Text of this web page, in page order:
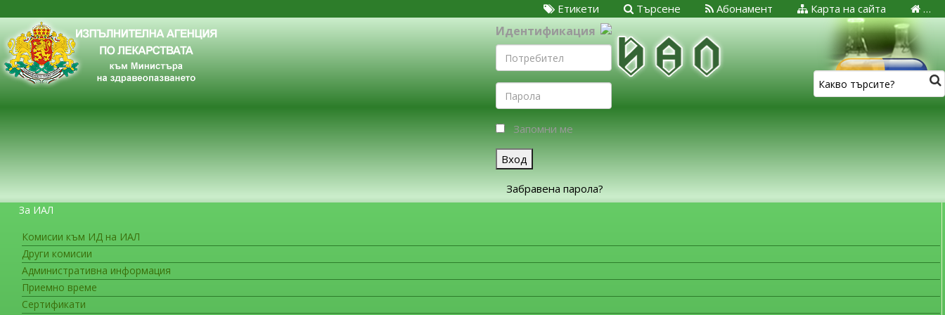
…
Карта на сайта
Абонамент
Търсене
Етикети
Идентификация
Запомни ме
Вход
Забравена парола?
За ИАЛ
Комисии към ИД на ИАЛ
Други комисии
Административна информация
Приемно време
Сертификати
ЗА ГРАЖДАНИТЕ